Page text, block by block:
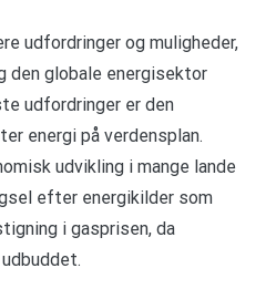
udfordringer og muligheder,
den globale energisektor
udfordringer er den
energi på verdensplan.
udvikling i mange lande
efter energikilder som
i gasprisen, da